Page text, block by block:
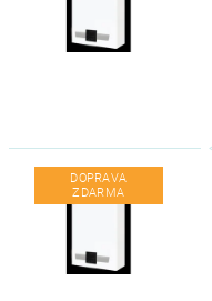
DOPRAVA
ZDARMA